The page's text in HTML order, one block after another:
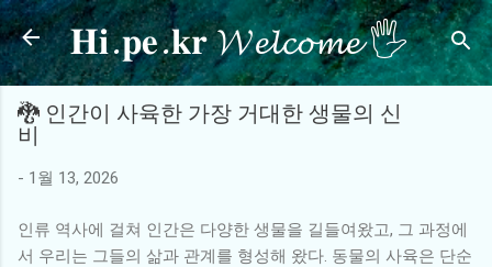
기본 콘텐츠로 건너뛰기
𝐇𝐢.𝐩𝐞.𝐤𝐫 𝓦𝓮𝓵𝓬𝓸𝓶𝓮 🖐
🐉 인간이 사육한 가장 거대한 생물의 신
비
- 1월 13, 2026
인류 역사에 걸쳐 인간은 다양한 생물을 길들여왔고, 그 과정에
서 우리는 그들의 삶과 관계를 형성해 왔다. 동물의 사육은 단순